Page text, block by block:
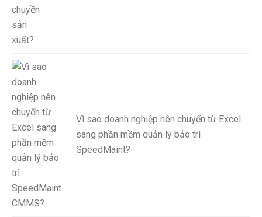
Vì sao doanh nghiệp nên chuyển từ Excel
sang phần mềm quản lý bảo trì
SpeedMaint?